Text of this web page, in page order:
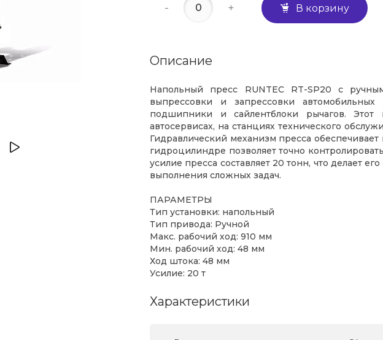
- + В корзину
Описание
Напольный пресс RUNTEC RT-SP20 с
выпрессовки и запрессовки автомобильных
подшипники и сайлентблоки рычагов. Этот
автосервисах, на станциях технического
Гидравлический механизм пресса
гидроцилиндре позволяет точно
усилие пресса составляет 20 тонн, что делает
выполнения сложных задач.
ПАРАМЕТРЫ
Тип установки: напольный
Тип привода: Ручной
Макс. рабочий ход: 910 мм
Мин. рабочий ход: 48 мм
Ход штока: 48 мм
Усилие: 20 т
Характеристики